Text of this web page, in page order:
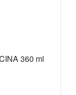
360 ml